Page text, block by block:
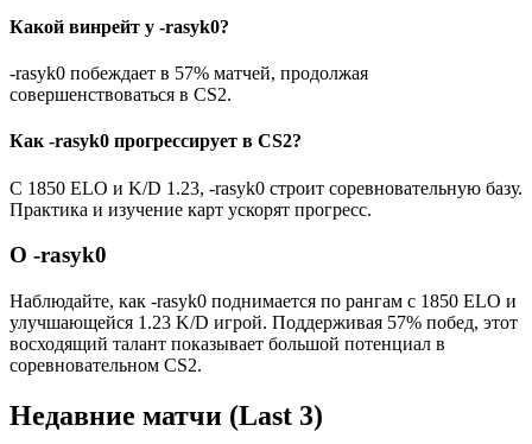
Какой винрейт у -rasyk0?
-rasyk0 побеждает в 57% матчей, продолжая
совершенствоваться в CS2.
Как -rasyk0 прогрессирует в CS2?
С 1850 ELO и K/D 1.23, -rasyk0 строит соревновательную базу.
Практика и изучение карт ускорят прогресс.
О -rasyk0
Наблюдайте, как -rasyk0 поднимается по рангам с 1850 ELO и
улучшающейся 1.23 K/D игрой. Поддерживая 57% побед, этот
восходящий талант показывает большой потенциал в
соревновательном CS2.
Недавние матчи (Last 3)